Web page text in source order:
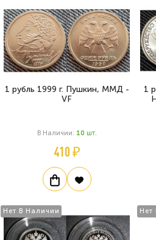
1 рубль 1999 г. Пушкин, ММД -
VF
В Наличии: 10 Шт.
410 ₽
1
Нет В Наличии Нет